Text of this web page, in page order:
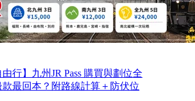
由行】九州JR Pass 購買與劃位全
最回本？附路線計算＋防伏位